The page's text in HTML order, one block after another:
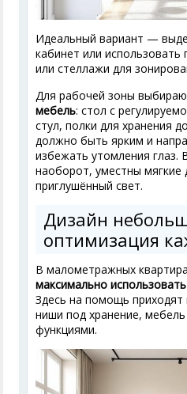
Идеальный вариант —
кабинет или
или стеллажи для
Для рабочей зоны
мебель: стол с
стул, полки для хранения
должно быть ярким и
избежать утомления глаз.
наоборот, уместны мягкие
приглушённый свет.
Дизайн
оптимизация
В малометражных
максимально
Здесь на помощь
ниши под хранение,
функциями.